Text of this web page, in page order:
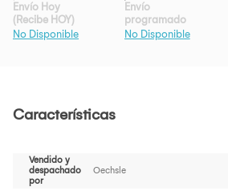
Envío Hoy
(Recibe HOY)
No Disponible
Envío
programado
No Disponible
Características
Vendido y
despachado
por
Oechsle